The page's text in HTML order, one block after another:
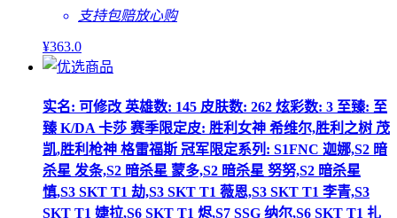
支持包赔放心购
¥363.0
实名: 可修改 英雄数: 145 皮肤数: 262 炫彩数: 3 至臻: 至
臻 K/DA 卡莎 赛季限定皮: 胜利女神 希维尔,胜利之树 茂
凯,胜利枪神 格雷福斯 冠军限定系列: S1FNC 迦娜,S2 暗
杀星 发条,S2 暗杀星 蒙多,S2 暗杀星 努努,S2 暗杀星
慎,S3 SKT T1 劫,S3 SKT T1 薇恩,S3 SKT T1 李青,S3
SKT T1 婕拉,S6 SKT T1 烬,S7 SSG 纳尔,S6 SKT T1 扎